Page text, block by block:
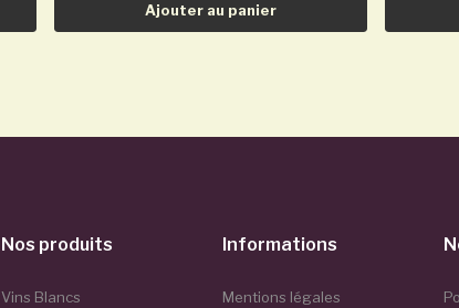
Ajouter au panier
Nos produits
Vins Blancs
Informations
Mentions légales